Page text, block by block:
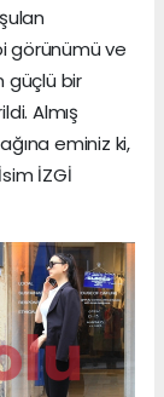
görünümü ve
güçlü bir
Almış
eminiz ki,
İZGİ